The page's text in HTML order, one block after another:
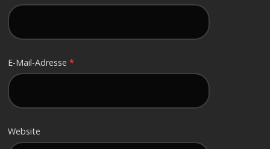
E-Mail-Adresse*
Website